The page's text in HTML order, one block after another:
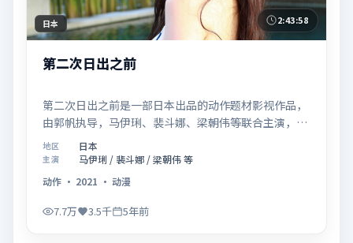
日本 2:43:58
第二次日出之前
第二次日出之前是一部日本出品的动作题材影视作品，
由郭帆执导，马伊琍、裴斗娜、梁朝伟等联合主演，于
2021年02月05日在院线首映。影片围绕「爱的迟疑与
勇敢迈出的一步」展开叙事，镜头语言克制而富有张
力，节奏起伏得当，人物弧光完整；配乐与场面调度强
化了类型片的观感体验，亦留有可供解读的细节空间，
适合关注现实主义叙事与人物关系的观众观看与收藏。
地区 日本
主演
马伊琍 / 裴斗娜 / 梁朝伟 等
动作 · 2021 · 动漫
7.7万 3.5千 5年前